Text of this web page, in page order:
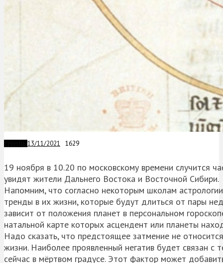
13/11/2021 1629
19 ноября в 10.20 по московскому времени случится
увидят жители Дальнего Востока и Восточной Сибири.
Напомним, что согласно некоторым школам
тренды в их жизни, которые будут длиться от пары
зависит от положения планет в персональном
натальной карте которых асцендент или планеты
Надо сказать, что предстоящее затмение не
жизни. Наиболее проявленный негатив будет связан
сейчас в мёртвом градусе. Этот фактор может